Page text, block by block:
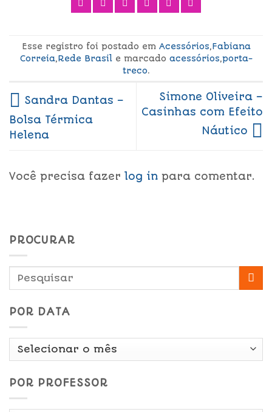
Esse registro foi postado em Acessórios,Fabiana
Correia,Rede Brasile marcado acessórios,porta-
treco.
Sandra Dantas –
Bolsa Térmica
Helena
Simone Oliveira –
Casinhas com Efeito
Náutico
Você precisa fazer log in para comentar.
PROCURAR
POR DATA
Por
POR PROFESSOR